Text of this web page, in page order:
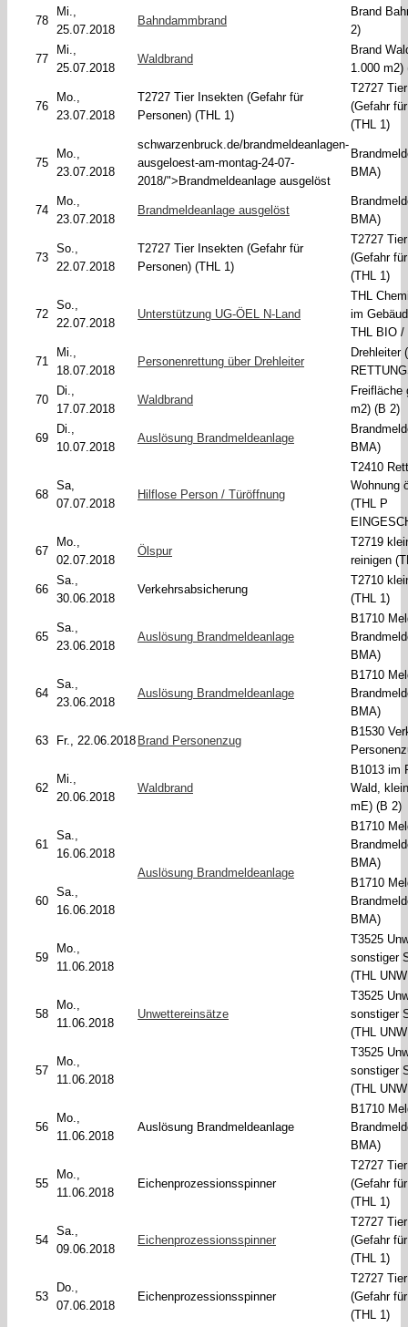
78
Mi.,
25.07.2018
Bahndammbrand
Brand
2)
77
Mi.,
25.07.2018
Waldbrand
Brand
1.000 m2)
76
Mo.,
23.07.2018
T2727 Tier Insekten (Gefahr für
Personen) (THL 1)
T2727
(Gefahr
(THL 1)
75
Mo.,
23.07.2018
schwarzenbruck.de/brandmeldeanlagen-
ausgeloest-am-montag-24-07-
2018/">Brandmeldeanlage ausgelöst
BMA)
74
Mo.,
23.07.2018
Brandmeldeanlage ausgelöst
BMA)
73
So.,
22.07.2018
T2727 Tier Insekten (Gefahr für
Personen) (THL 1)
T2727
(Gefahr
(THL 1)
72
So.,
22.07.2018
Unterstützung UG-ÖEL N-Land
THL
im
THL BIO /
71
Mi.,
18.07.2018
Personenrettung über Drehleiter
Drehleiter
70
Di.,
17.07.2018
Waldbrand
Freifläche
m2) (B 2)
69
Di.,
10.07.2018
Auslösung Brandmeldeanlage
BMA)
68
Sa,
07.07.2018
Hilflose Person / Türöffnung
T2410
Wohnung
(THL P
67
Mo.,
02.07.2018
Ölspur
T2719
reinigen
66
Sa.,
30.06.2018
Verkehrsabsicherung
T2710
(THL 1)
65
Sa.,
23.06.2018
Auslösung Brandmeldeanlage
B1710
BMA)
64
Sa.,
23.06.2018
Auslösung Brandmeldeanlage
B1710
BMA)
63 Fr., 22.06.2018 Brand Personenzug
B1530
62
Mi.,
20.06.2018
Waldbrand
B1013 im
Wald,
mE) (B 2)
61
Sa.,
16.06.2018
Auslösung Brandmeldeanlage
B1710
BMA)
60
Sa.,
16.06.2018
B1710
BMA)
59
Mo.,
11.06.2018
Unwettereinsätze
T3525
sonstiger
(THL
58
Mo.,
11.06.2018
T3525
sonstiger
(THL
57
Mo.,
11.06.2018
T3525
sonstiger
(THL
56
Mo.,
11.06.2018
Auslösung Brandmeldeanlage
B1710
BMA)
55
Mo.,
11.06.2018
Eichenprozessionsspinner
T2727
(Gefahr
(THL 1)
54
Sa.,
09.06.2018
Eichenprozessionsspinner
T2727
(Gefahr
(THL 1)
53
Do.,
07.06.2018
Eichenprozessionsspinner
T2727
(Gefahr
(THL 1)